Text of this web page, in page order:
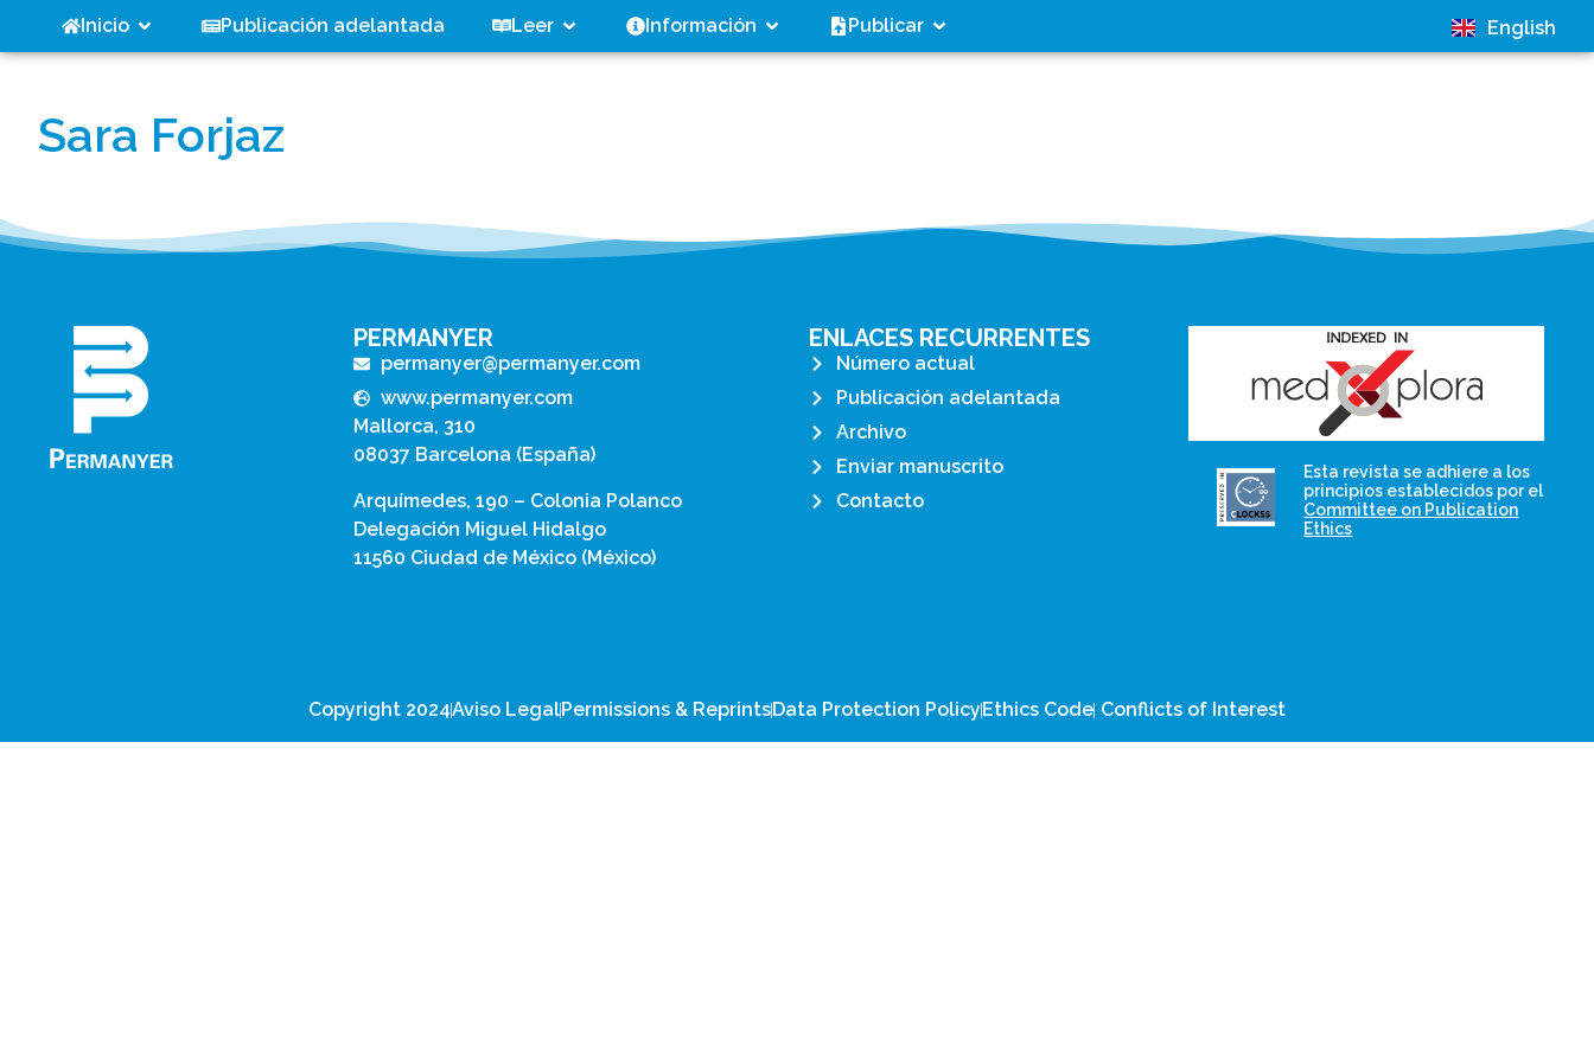
Inicio Publicación adelantada Leer Información Publicar English
Sara Forjaz
PERMANYER
permanyer@permanyer.com
www.permanyer.com
Mallorca, 310
08037 Barcelona (España)
Arquímedes, 190 – Colonia Polanco
Delegación Miguel Hidalgo
11560 Ciudad de México (México)
ENLACES RECURRENTES
Número actual
Publicación adelantada
Archivo
Enviar manuscrito
Contacto
that ensures the long-
term survival of web-
based scholary
publications, governed by
Esta revista se adhiere a los
principios establecidos por el
Committee on Publication
Ethics
Copyright 2024Aviso LegalPermissions & ReprintsData Protection Policy Ethics Code Conflicts of Interest